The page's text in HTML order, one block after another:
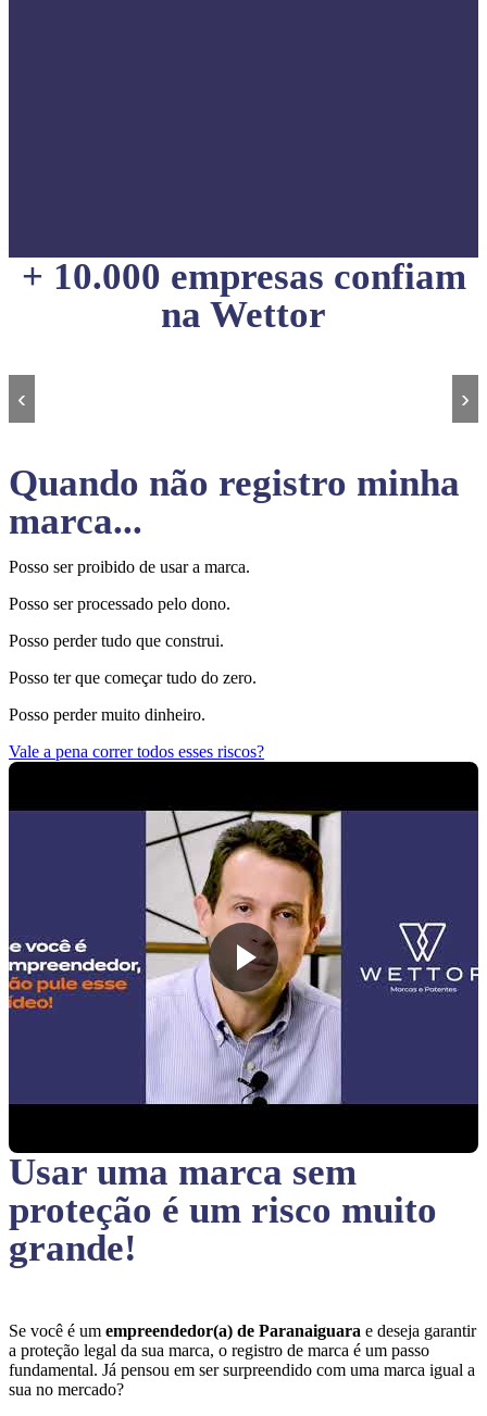
+ 10.000 empresas confiam
na Wettor
‹ ›
Quando não registro minha
marca...
Posso ser proibido de usar a marca.
Posso ser processado pelo dono.
Posso perder tudo que construi.
Posso ter que começar tudo do zero.
Posso perder muito dinheiro.
Vale a pena correr todos esses riscos?
Usar uma marca sem
proteção é um risco muito
grande!
Se você é um empreendedor(a) de Paranaiguara e deseja garantir
a proteção legal da sua marca, o registro de marca é um passo
fundamental. Já pensou em ser surpreendido com uma marca igual a
sua no mercado?